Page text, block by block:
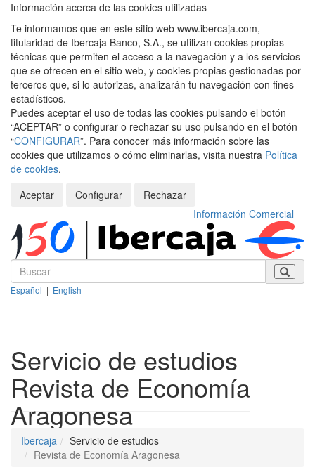
Información acerca de las cookies utilizadas
Te informamos que en este sitio web www.ibercaja.com,
titularidad de Ibercaja Banco, S.A., se utilizan cookies propias
técnicas que permiten el acceso a la navegación y a los servicios
que se ofrecen en el sitio web, y cookies propias gestionadas por
terceros que, si lo autorizas, analizarán tu navegación con fines
estadísticos.
Puedes aceptar el uso de todas las cookies pulsando el botón
“ACEPTAR” o configurar o rechazar su uso pulsando en el botón
“CONFIGURAR”. Para conocer más información sobre las
cookies que utilizamos o cómo eliminarlas, visita nuestra Política
de cookies.
Aceptar
Configurar
Rechazar
Información Comercial
Español | English
Servicio de estudios
Revista de Economía
Aragonesa
Ibercaja
Servicio de estudios
Revista de Economía Aragonesa